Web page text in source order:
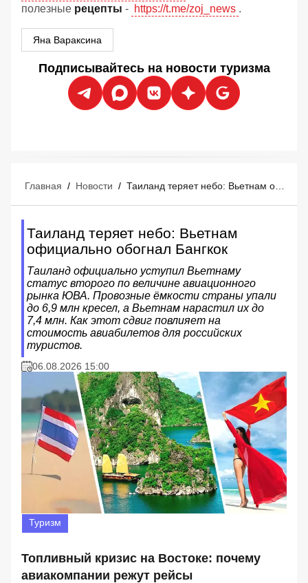
полезные рецепты - https://t.me/zoj_news .
Яна Вараксина
Подписывайтесь на новости туризма
Главная / Новости /
Таиланд теряет небо: Вьетнам
официально обогнал Бангкок
Таиланд официально уступил Вьетнаму
статус второго по величине авиационного
рынка ЮВА. Провозные ёмкости страны упали
до 6,9 млн кресел, а Вьетнам нарастил их до
7,4 млн. Как этот сдвиг повлияет на
стоимость авиабилетов для российских
туристов.
06.08.2026 15:00
Туризм
Топливный кризис на Востоке: почему
авиакомпании режут рейсы